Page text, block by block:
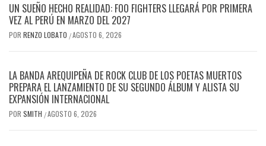
UN SUEÑO HECHO REALIDAD: FOO FIGHTERS LLEGARÁ POR PRIMERA
VEZ AL PERÚ EN MARZO DEL 2027
POR RENZO LOBATO /AGOSTO 6, 2026
LA BANDA AREQUIPEÑA DE ROCK CLUB DE LOS POETAS MUERTOS
PREPARA EL LANZAMIENTO DE SU SEGUNDO ÁLBUM Y ALISTA SU
EXPANSIÓN INTERNACIONAL
POR SMITH /AGOSTO 6, 2026